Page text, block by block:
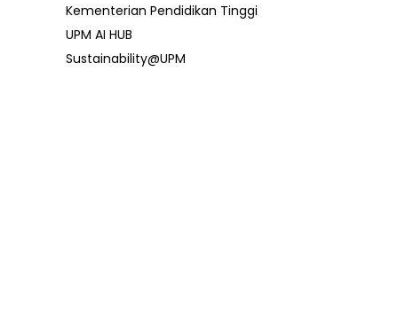
Kementerian Pendidikan Tinggi
UPM AI HUB
Sustainability@UPM